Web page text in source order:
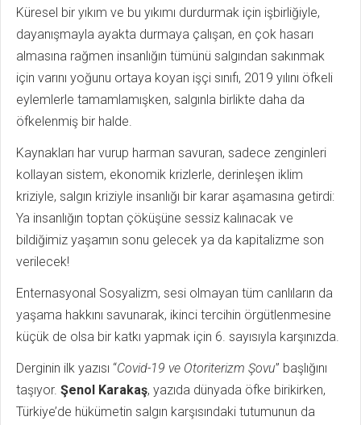
Küresel bir yıkım ve bu yıkımı durdurmak için işbirliğiyle,
dayanışmayla ayakta durmaya çalışan, en çok hasarı
almasına rağmen insanlığın tümünü salgından sakınmak
için varını yoğunu ortaya koyan işçi sınıfı, 2019 yılını öfkeli
eylemlerle tamamlamışken, salgınla birlikte daha da
öfkelenmiş bir halde.
Kaynakları har vurup harman savuran, sadece zenginleri
kollayan sistem, ekonomik krizlerle, derinleşen iklim
kriziyle, salgın kriziyle insanlığı bir karar aşamasına getirdi:
Ya insanlığın toptan çöküşüne sessiz kalınacak ve
bildiğimiz yaşamın sonu gelecek ya da kapitalizme son
verilecek!
Enternasyonal Sosyalizm, sesi olmayan tüm canlıların da
yaşama hakkını savunarak, ikinci tercihin örgütlenmesine
küçük de olsa bir katkı yapmak için 6. sayısıyla karşınızda.
Derginin ilk yazısı “Covid-19 ve Otoriterizm Şovu” başlığını
taşıyor. Şenol Karakaş, yazıda dünyada öfke birikirken,
Türkiye’de hükümetin salgın karşısındaki tutumunun da